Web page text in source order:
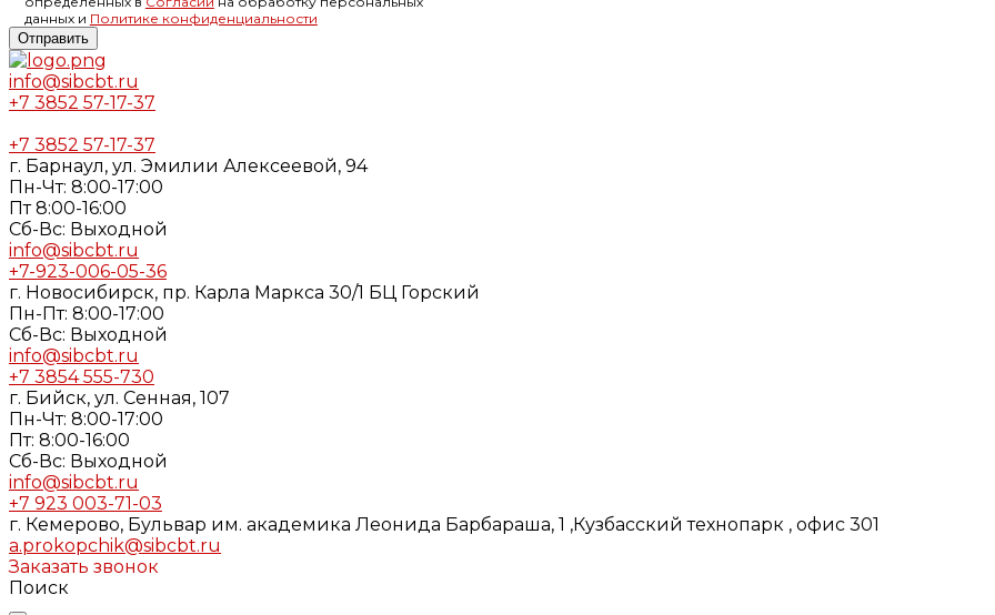
данных и Политике конфиденциальности
Отправить
info@sibcbt.ru
+7 3852 57-17-37
+7 3852 57-17-37
г. Барнаул, ул. Эмилии Алексеевой, 94
Пн-Чт: 8:00-17:00
Пт 8:00-16:00
Cб-Вс: Выходной
info@sibcbt.ru
+7-923-006-05-36
г. Новосибирск, пр. Карла Маркса 30/1 БЦ Горский
Пн-Пт: 8:00-17:00
Cб-Вс: Выходной
info@sibcbt.ru
+7 3854 555-730
г. Бийск, ул. Сенная, 107
Пн-Чт: 8:00-17:00
Пт: 8:00-16:00
Cб-Вс: Выходной
info@sibcbt.ru
+7 923 003-71-03
г. Кемерово, Бульвар им. академика Леонида Барбараша, 1 ,Кузбасский технопарк , офис 301
a.prokopchik@sibcbt.ru
Заказать звонок
Поиск